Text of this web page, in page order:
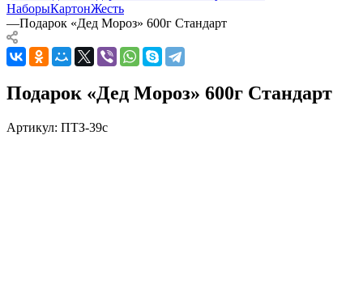
НаборыКартонЖесть
—Подарок «Дед Мороз» 600г Стандарт
Подарок «Дед Мороз» 600г Стандарт
Артикул: ПТЗ-39с